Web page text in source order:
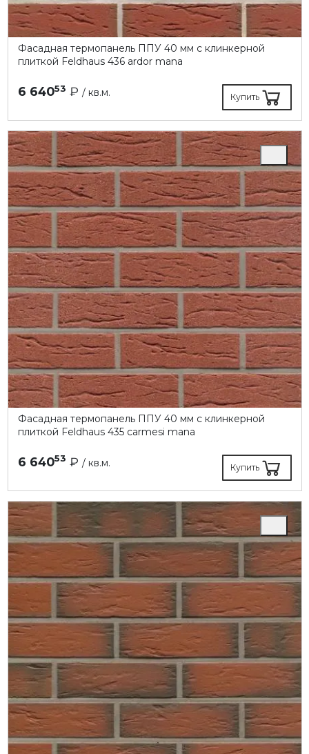
Фасадная термопанель ППУ 40 мм с клинкерной
плиткой Feldhaus 436 ardor mana
6 64053 ₽ / кв.м. Купить
Фасадная термопанель ППУ 40 мм с клинкерной
плиткой Feldhaus 435 carmesi mana
6 64053 ₽ / кв.м. Купить